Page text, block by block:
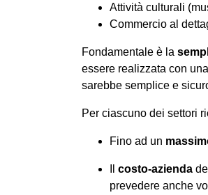
Attività culturali
Commercio al
Fondamentale è la
essere realizzata con
sarebbe semplice e
Per ciascuno dei settori
Fino ad un
costo-azienda
prevedere anche